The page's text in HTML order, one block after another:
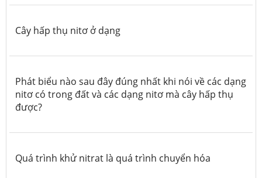
Cây hấp thụ nitơ ở dạng
Phát biểu nào sau đây đúng nhất khi nói về các dạng
nitơ có trong đất và các dạng nitơ mà cây hấp thụ
được?
Quá trình khử nitrat là quá trình chuyển hóa